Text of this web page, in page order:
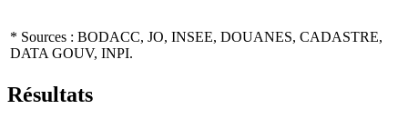
* Sources : BODACC, JO, INSEE, DOUANES, CADASTRE,
DATA GOUV, INPI.
Résultats